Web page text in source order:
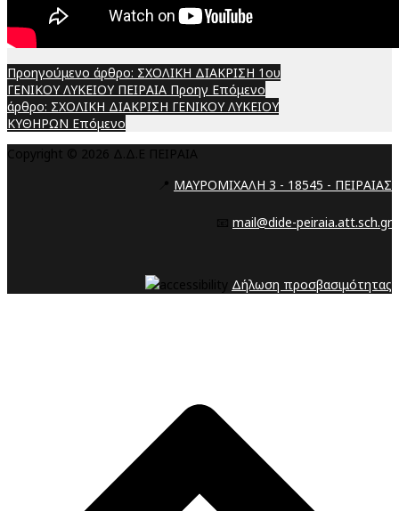
Προηγούμενο άρθρο: ΣΧΟΛΙΚΗ ΔΙΑΚΡΙΣΗ 1ου
ΓΕΝΙΚΟΥ ΛΥΚΕΙΟΥ ΠΕΙΡΑΙΑ Προηγ Επόμενο
άρθρο: ΣΧΟΛΙΚΗ ΔΙΑΚΡΙΣΗ ΓΕΝΙΚΟΥ ΛΥΚΕΙΟΥ
ΚΥΘΗΡΩΝ Επόμενο
Copyright © 2026 Δ.Δ.Ε ΠΕΙΡΑΙΑ
📍 ΜΑΥΡΟΜΙΧΑΛΗ 3 - 18545 - ΠΕΙΡΑΙΑΣ
📧 mail@dide-peiraia.att.sch.gr
Δήλωση προσβασιμότητας